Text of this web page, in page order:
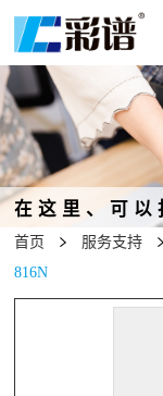
在这里、可以
首页 服务支持
816N